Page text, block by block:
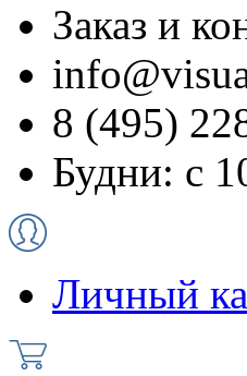
Заказ и
8 (495)
Будни: с
Личный